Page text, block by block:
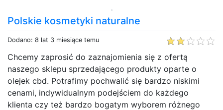
Polskie kosmetyki naturalne
Dodano: 8 lat 3 miesiące temu
Chcemy zaprosić do zaznajomienia się z ofertą
naszego sklepu sprzedającego produkty oparte o
olejek cbd. Potrafimy pochwalić się bardzo niskimi
cenami, indywidualnym podejściem do każdego
klienta czy też bardzo bogatym wyborem różnego